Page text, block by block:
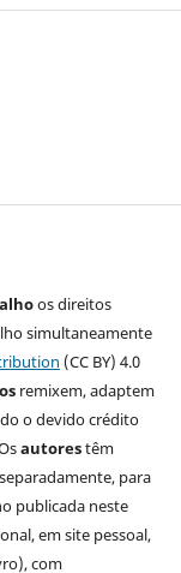
os direitos
simultaneamente
(CC BY) 4.0
remixem, adaptem
o devido crédito
autorestêm
para
publicada neste
em site pessoal,
com